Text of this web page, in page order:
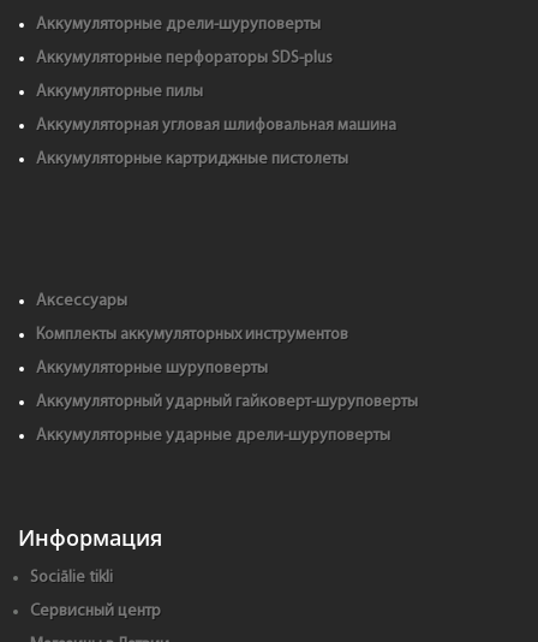
Аккумуляторные дрели-шуруповерты
Аккумуляторные перфораторы SDS-plus
Аккумуляторные пилы
Аккумуляторная угловая шлифовальная машина
Аккумуляторные картриджные пистолеты
Аксессуары
Комплекты аккумуляторных инструментов
Аккумуляторные шуруповерты
Аккумуляторный ударный гайковерт-шуруповерты
Аккумуляторные ударные дрели-шуруповерты
Информация
Sociālie tikli
Сервисный центр